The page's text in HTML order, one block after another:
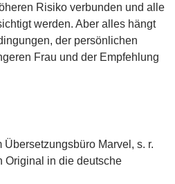
Risiko verbunden und alle
werden. Aber alles hängt
der persönlichen
Frau und der Empfehlung
Marvel, s. r.
Original in die deutsche